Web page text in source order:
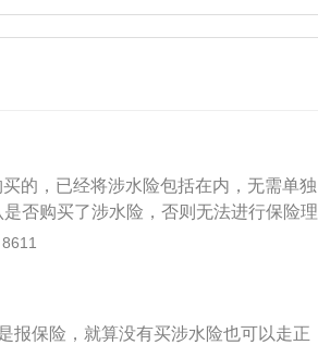
的，已经将涉水险包括在内，无需单独
否购买了涉水险，否则无法进行保险理
的发动机：是全车最贵的部分，如果泡
相同。注意：遇到暴雨天气，要把汽车
置，尽量不要停在地下车库，防止倒灌
报保险，就算没有买涉水险也可以走正